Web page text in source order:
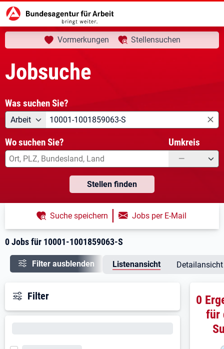
Startseite Jobsuche aktuelle Seite:
Ihre Suche
Vormerkungen Stellensuchen
Jobsuche
Was suchen Sie?
Angebotsart
Arbeit Was suchen Sie?
Wo suchen Sie? Umkreis
—
Stellen finden
0 Jobs für 10001-1001859063-S
Suche speichern | Jobs per E-Mail
Filter ausblenden Listenansicht Detailansicht
Filter
0
für